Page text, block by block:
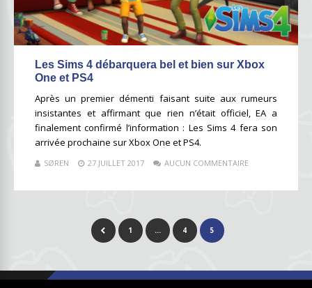
Les Sims 4 débarquera bel et bien sur Xbox
One et PS4
Après un premier démenti faisant suite aux rumeurs
insistantes et affirmant que rien n’était officiel, EA a
finalement confirmé l’information : Les Sims 4 fera son
arrivée prochaine sur Xbox One et PS4.
SØREN 27 JUILLET 2017 AUCUN COMMENTAIRE
1 … 4 5